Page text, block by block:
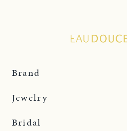
Brand
Jewelry
Bridal